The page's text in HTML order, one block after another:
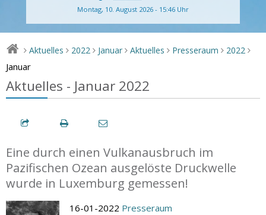
Montag, 10. August 2026 - 15:46 Uhr
> Aktuelles > 2022 > Januar > Aktuelles > Presseraum > 2022 >
Januar
Aktuelles - Januar 2022
Eine durch einen Vulkanausbruch im
Pazifischen Ozean ausgelöste Druckwelle
wurde in Luxemburg gemessen!
16-01-2022 Presseraum